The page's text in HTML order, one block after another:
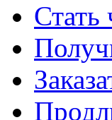
Стать